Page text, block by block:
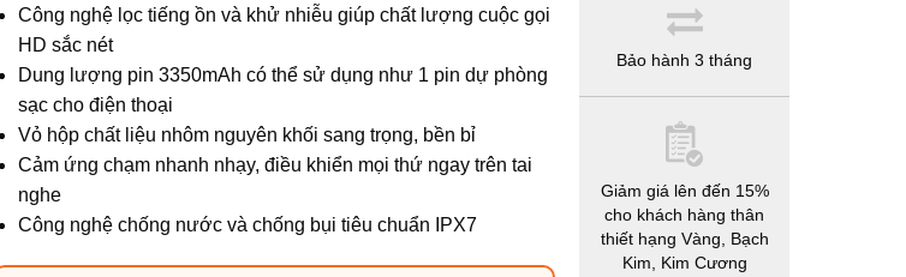
Công nghệ lọc tiếng ồn và khử nhiễu giúp chất lượng cuộc gọi
HD sắc nét
Dung lượng pin 3350mAh có thể sử dụng như 1 pin dự phòng
sạc cho điện thoại
Vỏ hộp chất liệu nhôm nguyên khối sang trọng, bền bỉ
Cảm ứng chạm nhanh nhạy, điều khiển mọi thứ ngay trên tai
nghe
Công nghệ chống nước và chống bụi tiêu chuẩn IPX7
Bảo hành 3 tháng
Giảm giá lên đến 15%
cho khách hàng thân
thiết hạng Vàng, Bạch
Kim, Kim Cương